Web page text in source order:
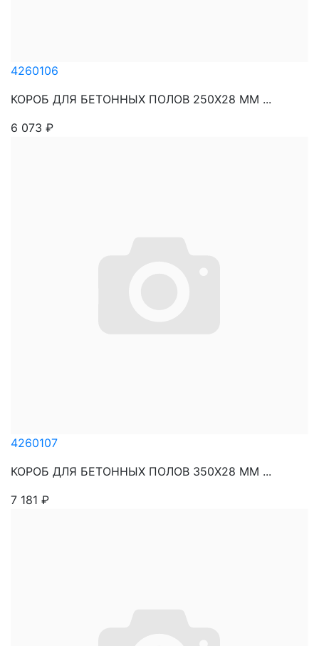
4260106
КОРОБ ДЛЯ БЕТОННЫХ ПОЛОВ 250Х28 ММ ...
6 073 ₽
4260107
КОРОБ ДЛЯ БЕТОННЫХ ПОЛОВ 350Х28 ММ ...
7 181 ₽